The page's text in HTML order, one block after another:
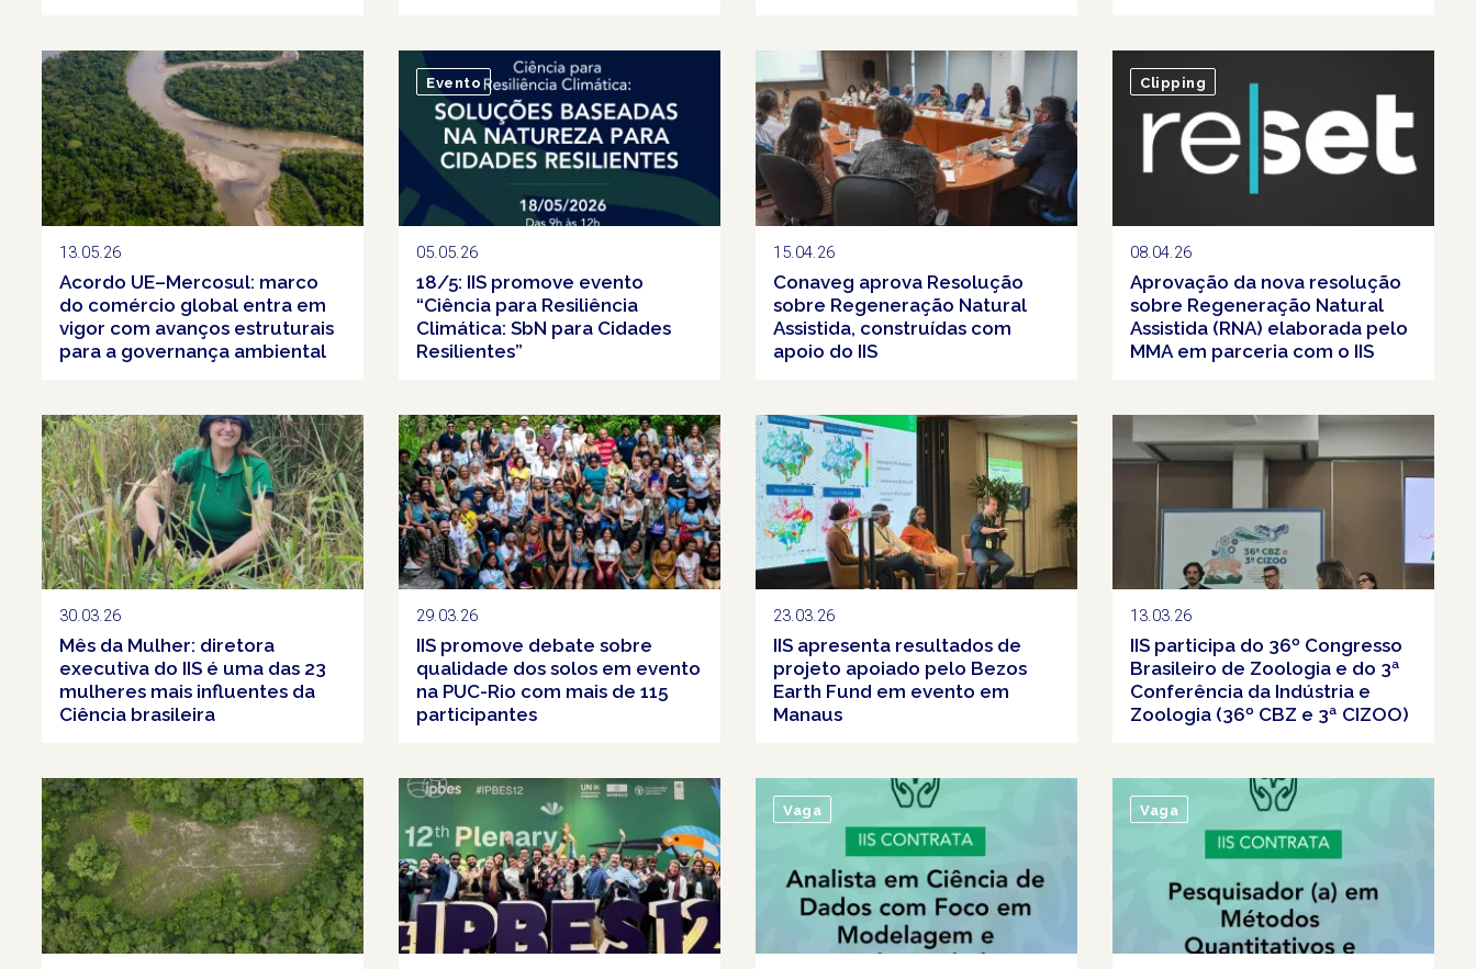
13.05.26
Acordo UE–Mercosul: marco
do comércio global entra em
vigor com avanços estruturais
para a governança ambiental
05.05.26
18/5: IIS promove evento
“Ciência para Resiliência
Climática: SbN para Cidades
Resilientes”
Evento
15.04.26
Conaveg aprova Resolução
sobre Regeneração Natural
Assistida, construídas com
apoio do IIS
08.04.26
Aprovação da nova resolução
sobre Regeneração Natural
Assistida (RNA) elaborada pelo
MMA em parceria com o IIS
Clipping
30.03.26
Mês da Mulher: diretora
executiva do IIS é uma das 23
mulheres mais influentes da
Ciência brasileira
29.03.26
IIS promove debate sobre
qualidade dos solos em evento
na PUC-Rio com mais de 115
participantes
23.03.26
IIS apresenta resultados de
projeto apoiado pelo Bezos
Earth Fund em evento em
Manaus
13.03.26
IIS participa do 36º Congresso
Brasileiro de Zoologia e do 3ª
Conferência da Indústria e
Zoologia (36º CBZ e 3ª CIZOO)
Vaga Vaga